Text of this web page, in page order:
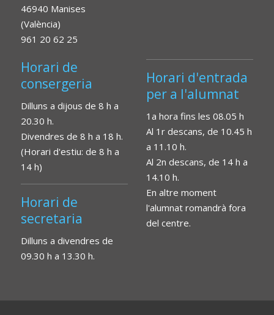
46940 Manises
(València)
961 20 62 25
Horari de
consergeria
Dilluns a dijous de 8 h a
20.30 h.
Divendres de 8 h a 18 h.
(Horari d'estiu: de 8 h a
14 h)
Horari de
secretaria
Dilluns a divendres de
09.30 h a 13.30 h.
Horari d'entrada
per a l'alumnat
1a hora fins les 08.05 h
Al 1r descans, de 10.45 h
a 11.10 h.
Al 2n descans, de 14 h a
14.10 h.
En altre moment
l'alumnat romandrà fora
del centre.